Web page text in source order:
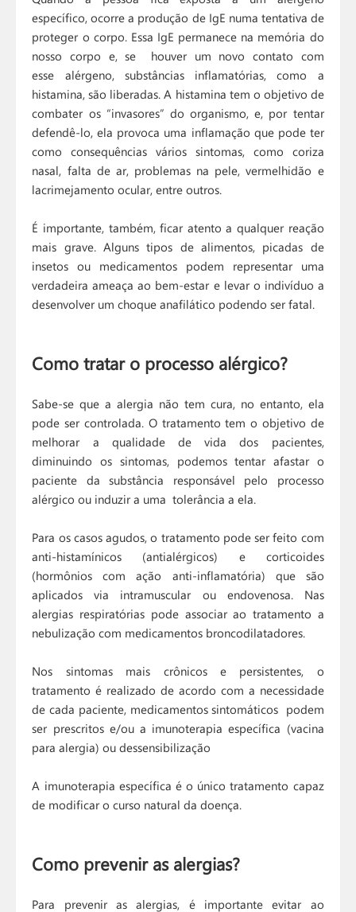
específico, ocorre a produção de IgE numa tentativa de
proteger o corpo. Essa IgE permanece na memória do
nosso corpo e, se houver um novo contato com
esse alérgeno, substâncias inflamatórias, como a
histamina, são liberadas. A histamina tem o objetivo de
combater os “invasores” do organismo, e, por tentar
defendê-lo, ela provoca uma inflamação que pode ter
como consequências vários sintomas, como coriza
nasal, falta de ar, problemas na pele, vermelhidão e
lacrimejamento ocular, entre outros.
É importante, também, ficar atento a qualquer reação
mais grave. Alguns tipos de alimentos, picadas de
insetos ou medicamentos podem representar uma
verdadeira ameaça ao bem-estar e levar o indivíduo a
desenvolver um choque anafilático podendo ser fatal.
Como tratar o processo alérgico?
Sabe-se que a alergia não tem cura, no entanto, ela
pode ser controlada. O tratamento tem o objetivo de
melhorar a qualidade de vida dos pacientes,
diminuindo os sintomas, podemos tentar afastar o
paciente da substância responsável pelo processo
alérgico ou induzir a uma tolerância a ela.
Para os casos agudos, o tratamento pode ser feito com
anti-histamínicos (antialérgicos) e corticoides
(hormônios com ação anti-inflamatória) que são
aplicados via intramuscular ou endovenosa. Nas
alergias respiratórias pode associar ao tratamento a
nebulização com medicamentos broncodilatadores.
Nos sintomas mais crônicos e persistentes, o
tratamento é realizado de acordo com a necessidade
de cada paciente, medicamentos sintomáticos podem
ser prescritos e/ou a imunoterapia específica (vacina
para alergia) ou dessensibilização
A imunoterapia específica é o único tratamento capaz
de modificar o curso natural da doença.
Como prevenir as alergias?
Para prevenir as alergias, é importante evitar ao